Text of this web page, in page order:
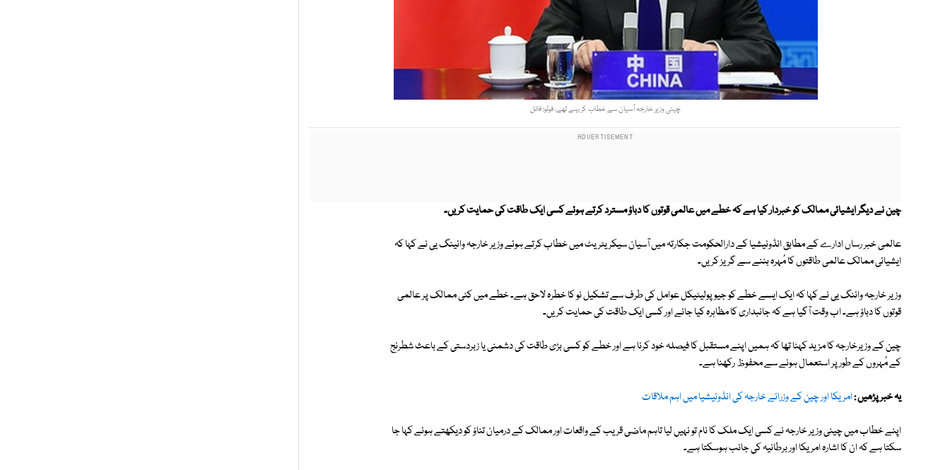
چینی وزیر خارجہ آسیان سے خطاب کر رہے تھے، فوٹو: فائل
چین نے دیگر ایشیائی ممالک کو خبردار کیا ہے کہ خطے میں عالمی قوتوں کا دباؤ مسترد کرتے ہوئے کسی ایک طاقت کی حمایت کریں۔
عالمی خبر رساں ادارے کے مطابق انڈونیشیا کے دارالحکومت جکارتہ میں آسیان سیکریٹریٹ میں خطاب کرتے ہوئے وزیر خارجہ وائینگ یی نے کہا کہ
ایشیائی ممالک عالمی طاقتوں کا مُہرہ بننے سے گریز کریں۔
وزیر خارجہ وائنگ یی نے کہا کہ ایک ایسے خطے کو جیو پولیٹیکل عوامل کی طرف سے تشکیل نو کا خطرہ لاحق ہے۔ خطے میں کئی ممالک پر عالمی
قوتوں کا دباؤ ہے۔ اب وقت آگیا ہے کہ جانبداری کا مظاہرہ کیا جائے اور کسی ایک طاقت کی حمایت کریں۔
چین کے وزیرخارجہ کا مزید کہنا تھا کہ ہمیں اپنے مستقبل کا فیصلہ خود کرنا ہے اور خطے کو کسی بڑی طاقت کی دشمنی یا زبردستی کے باعث شطرنج
کے مُہروں کے طور پر استعمال ہونے سے محفوظ رکھنا ہے۔
یہ خبر پڑھیں :امریکا اور چین کے وزرائے خارجہ کی انڈونیشیا میں اہم ملاقات
اپنے خطاب میں چینی وزیر خارجہ نے کسی ایک ملک کا نام تو نہیں لیا تاہم ماضی قریب کے واقعات اور ممالک کے درمیان تناؤ کو دیکھتے ہوئے کہا جا
سکتا ہے کہ ان کا اشارہ امریکا اور برطانیہ کی جانب ہوسکتا ہے۔